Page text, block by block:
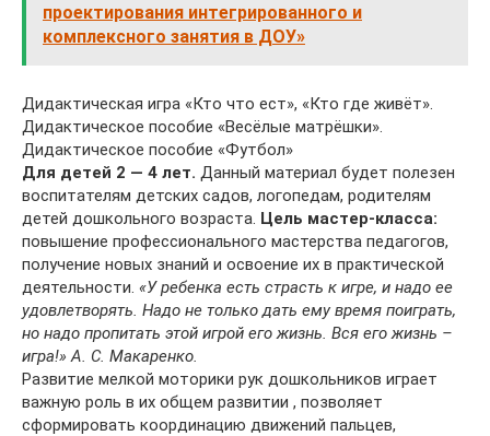
проектирования интегрированного и
комплексного занятия в ДОУ»
Дидактическая игра «Кто что ест», «Кто где живёт».
Дидактическое пособие «Весёлые матрёшки».
Дидактическое пособие «Футбол»
Для детей 2 — 4 лет. Данный материал будет полезен
воспитателям детских садов, логопедам, родителям
детей дошкольного возраста. Цель мастер-класса:
повышение профессионального мастерства педагогов,
получение новых знаний и освоение их в практической
деятельности. «У ребенка есть страсть к игре, и надо ее
удовлетворять. Надо не только дать ему время поиграть,
но надо пропитать этой игрой его жизнь. Вся его жизнь –
игра!» А. С. Макаренко.
Развитие мелкой моторики рук дошкольников играет
важную роль в их общем развитии , позволяет
сформировать координацию движений пальцев,